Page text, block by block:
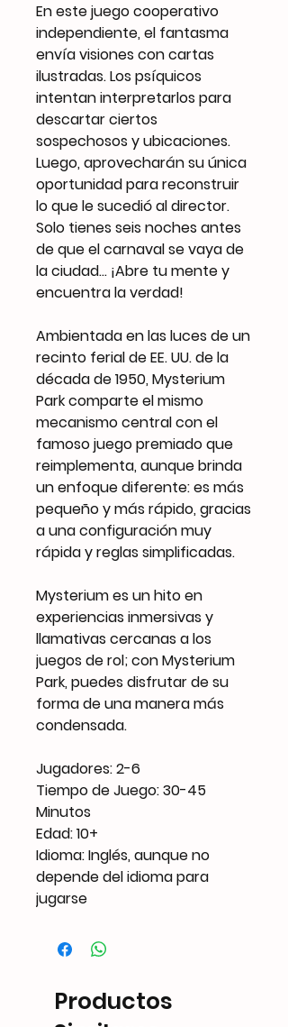
En este juego cooperativo
independiente, el fantasma
envía visiones con cartas
ilustradas. Los psíquicos
intentan interpretarlos para
descartar ciertos
sospechosos y ubicaciones.
Luego, aprovecharán su única
oportunidad para reconstruir
lo que le sucedió al director.
Solo tienes seis noches antes
de que el carnaval se vaya de
la ciudad... ¡Abre tu mente y
encuentra la verdad!
Ambientada en las luces de un
recinto ferial de EE. UU. de la
década de 1950, Mysterium
Park comparte el mismo
mecanismo central con el
famoso juego premiado que
reimplementa, aunque brinda
un enfoque diferente: es más
pequeño y más rápido, gracias
a una configuración muy
rápida y reglas simplificadas.
Mysterium es un hito en
experiencias inmersivas y
llamativas cercanas a los
juegos de rol; con Mysterium
Park, puedes disfrutar de su
forma de una manera más
condensada.
Jugadores: 2-6
Tiempo de Juego: 30-45
Minutos
Edad: 10+
Idioma: Inglés, aunque no
depende del idioma para
jugarse
Productos